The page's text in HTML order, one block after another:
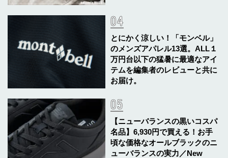
とにかく涼しい！「モンベル」
のメンズアパレル13選。ALL１
万円台以下の猛暑に最適なアイ
テムを編集者のレビューと共に
お届け。
【ニューバランスの黒いコスパ
名品】6,930円で買える！お手
頃な価格なオールブラックのニ
ューバランスの実力／New